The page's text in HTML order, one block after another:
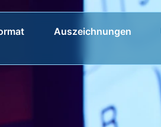
Auszeichnungen